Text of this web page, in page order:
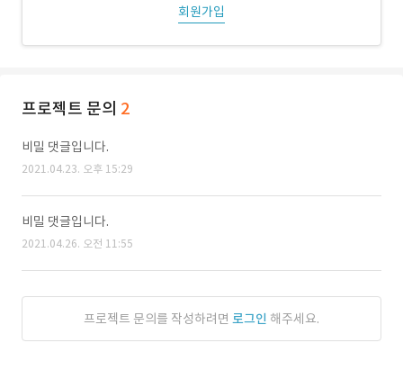
회원가입
프로젝트 문의 2
비밀 댓글입니다.
2021.04.23. 오후 15:29
비밀 댓글입니다.
2021.04.26. 오전 11:55
프로젝트 문의를 작성하려면 로그인 해주세요.